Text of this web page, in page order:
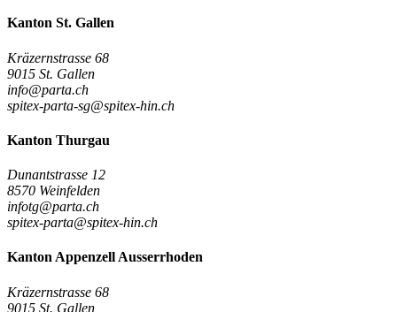
Kanton St. Gallen
Kräzernstrasse 68
9015 St. Gallen
info@parta.ch
spitex-parta-sg@spitex-hin.ch
Kanton Thurgau
Dunantstrasse 12
8570 Weinfelden
infotg@parta.ch
spitex-parta@spitex-hin.ch
Kanton Appenzell Ausserrhoden
Kräzernstrasse 68
9015 St. Gallen